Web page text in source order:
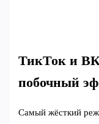
ТикТок и
побочный
Самый жёсткий